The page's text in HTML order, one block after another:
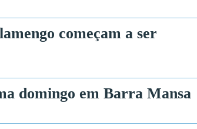
começam a ser
domingo em Barra Mansa